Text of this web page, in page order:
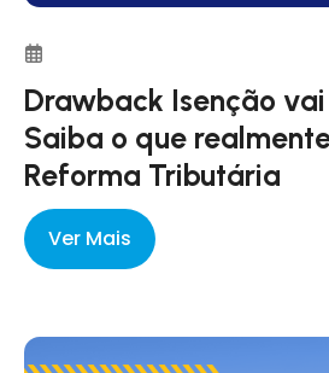
Drawback Isenção
Saiba o que
Reforma Tributária
Ver Mais